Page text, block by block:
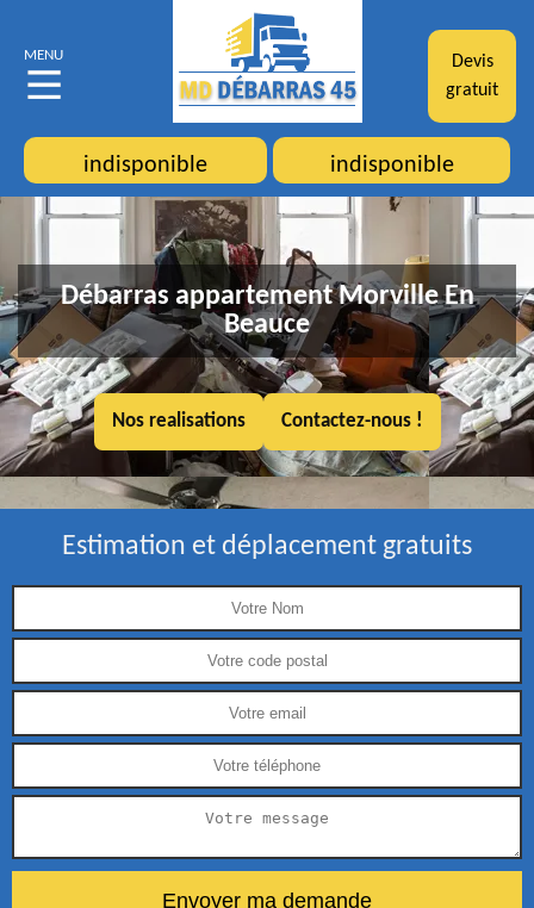
MENU
Devis
gratuit
indisponible indisponible
Débarras appartement Morville En
Beauce
Nos realisations Contactez-nous !
Estimation et déplacement gratuits